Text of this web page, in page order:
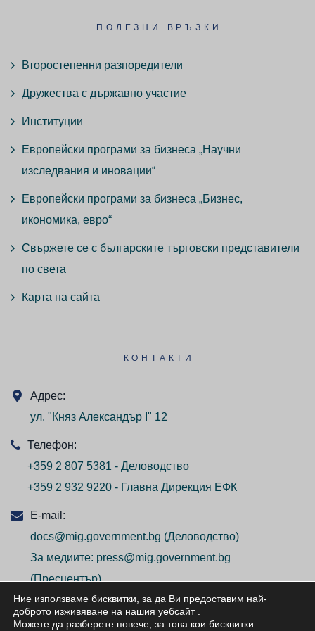
ПОЛЕЗНИ ВРЪЗКИ
Второстепенни разпоредители
Дружества с държавно участие
Институции
Европейски програми за бизнеса „Научни
изследвания и иновации“
Европейски програми за бизнеса „Бизнес,
икономика, евро“
Свържете се с българските търговски представители
по света
Карта на сайта
КОНТАКТИ
Адрес:
ул. "Княз Александър I" 12
Телефон:
+359 2 807 5381 - Деловодство
+359 2 932 9220 - Главна Дирекция ЕФК
E-mail:
docs@mig.government.bg (Деловодство)
За медиите: press@mig.government.bg
(Пресцентър)
Ние използваме бисквитки, за да Ви предоставим най-
доброто изживяване на нашия уебсайт.
Можете да разберете повече, за това кои бисквитки